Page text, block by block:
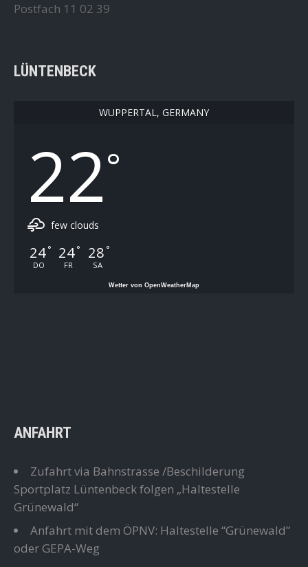
Postfach 11 02 39
LÜNTENBECK
WUPPERTAL, GERMANY
22°
few clouds
24°
DO
24°
FR
28 °
SA
Wetter von OpenWeatherMap
ANFAHRT
Zufahrt via Bahnstrasse /Beschilderung
Sportplatz Lüntenbeck folgen „Haltestelle
Grünewald“
Anfahrt mit dem ÖPNV: Haltestelle “Grünewald”
oder GEPA-Weg